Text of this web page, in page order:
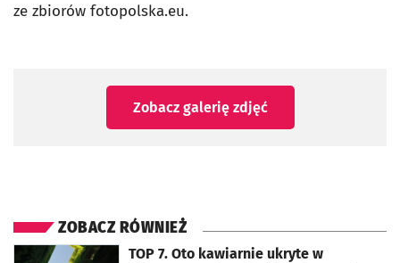
ze zbiorów fotopolska.eu.
Zobacz galerię zdjęć
ZOBACZ RÓWNIEŻ
TOP 7. Oto kawiarnie ukryte w
otworzy się w nowej karcie